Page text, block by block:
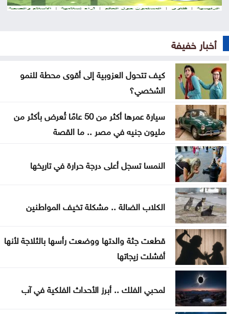
أوغندا توافق على نشر وحدة من جيشها في غزة
مضيق البوسفور
الأردن يدين التفجير الإرهابي الذي استهدف حافلة في
جرمانا بريف دمشق
غوتيريش يدعو روسيا وأوكرانيا إلى تجنب استهداف
المدنيين
علامات تجارية مقلدة
الدفاع اليمنية تؤكد سقوط قتلى وجرحى في هجوم
حوثي وتتوعد بالرد
تغيير مسار 49 سفينة وتعطيل سفينتين ضمن عمليات
فرض الحصار على إيران
المواصفات والمقاييس: لا شكاوى بشأن أسطوانات
الغاز الجديدة
أخبار خفيفة
كيف تتحول العزوبية إلى أقوى محطة للنمو
الشخصي؟
سيارة عمرها أكثر من 50 عامًا تُعرض بأكثر من
مليون جنيه في مصر .. ما القصة
النمسا تسجل أعلى درجة حرارة في تاريخها
الكلاب الضالة .. مشكلة تخيف المواطنين
قطعت جثة والدتها ووضعت رأسها بالثلاجة لأنها
أفشلت زيجاتها
لمحبي الفلك .. أبرز الأحداث الفلكية في آب